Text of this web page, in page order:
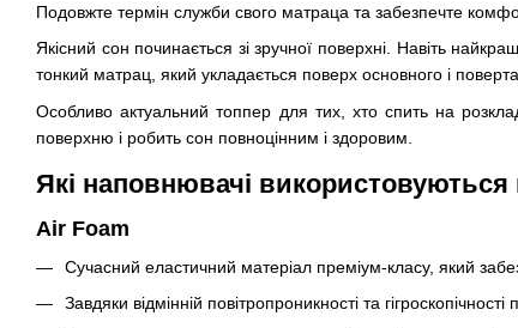
Подовжте термін служби свого матраца та забезпечте
Якісний сон починається зі зручної поверхні. Навіть
тонкий матрац, який укладається поверх основного і
Особливо актуальний топпер для тих, хто спить на
поверхню і робить сон повноцінним і здоровим.
Які наповнювачі
Air Foam
Сучасний еластичний матеріал преміум-класу, який
Завдяки відмінній повітропроникності та